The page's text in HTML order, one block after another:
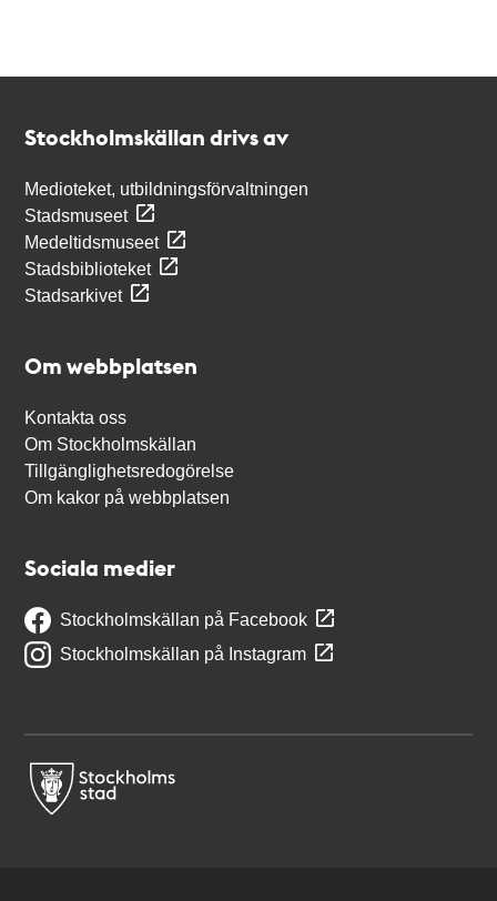
Stockholmskällan drivs av
Medioteket, utbildningsförvaltningen
Stadsmuseet
Medeltidsmuseet
Stadsbiblioteket
Stadsarkivet
Om webbplatsen
Kontakta oss
Om Stockholmskällan
Tillgänglighetsredogörelse
Om kakor på webbplatsen
Sociala medier
Stockholmskällan på Facebook
Stockholmskällan på Instagram